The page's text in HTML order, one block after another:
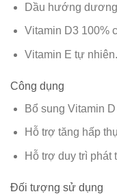
Dầu hướng
Vitamin D3 100%
Vitamin E tự nhiên.
Công dụng
Bổ sung Vitamin
Hỗ trợ tăng hấp
Hỗ trợ duy trì phát
Đối tượng sử dụng